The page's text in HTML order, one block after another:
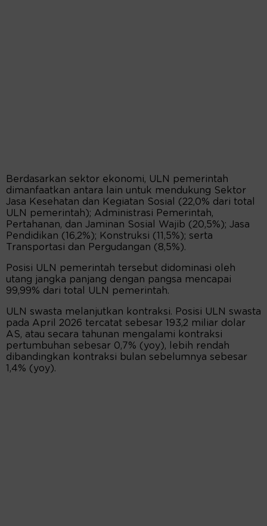
Berdasarkan sektor ekonomi, ULN pemerintah
dimanfaatkan antara lain untuk mendukung Sektor
Jasa Kesehatan dan Kegiatan Sosial (22,0% dari total
ULN pemerintah); Administrasi Pemerintah,
Pertahanan, dan Jaminan Sosial Wajib (20,5%); Jasa
Pendidikan (16,2%); Konstruksi (11,5%); serta
Transportasi dan Pergudangan (8,5%).
Posisi ULN pemerintah tersebut didominasi oleh
utang jangka panjang dengan pangsa mencapai
99,99% dari total ULN pemerintah.
ULN swasta melanjutkan kontraksi. Posisi ULN swasta
pada April 2026 tercatat sebesar 193,2 miliar dolar
AS, atau secara tahunan mengalami kontraksi
pertumbuhan sebesar 0,7% (yoy), lebih rendah
dibandingkan kontraksi bulan sebelumnya sebesar
1,4% (yoy).